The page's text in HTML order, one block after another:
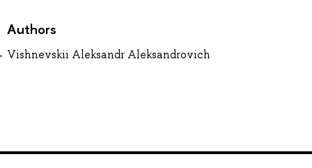
Authors
Vishnevskii Aleksandr Aleksandrovich